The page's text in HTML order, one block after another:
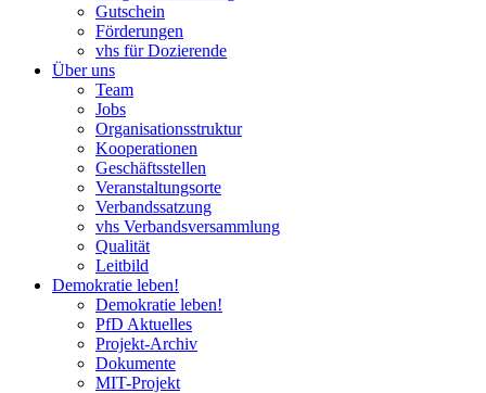
Gutschein
Förderungen
vhs für Dozierende
Über uns
Team
Jobs
Organisationsstruktur
Kooperationen
Geschäftsstellen
Veranstaltungsorte
Verbandssatzung
vhs Verbandsversammlung
Qualität
Leitbild
Demokratie leben!
Demokratie leben!
PfD Aktuelles
Projekt-Archiv
Dokumente
MIT-Projekt